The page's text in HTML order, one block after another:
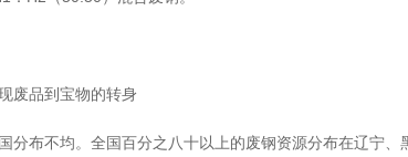
废品到宝物的转身
分布不均。全国百分之八十以上的废钢资源分布在辽宁